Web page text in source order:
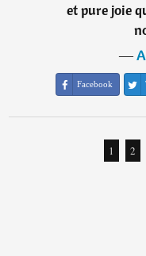
et pure joie
―
Facebook
1 2